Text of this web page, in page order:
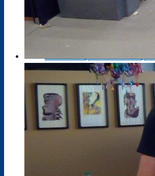
Schweißkurse DVS
Ausbilderinnen und Ausbilder (IHK)
Berufsfelder